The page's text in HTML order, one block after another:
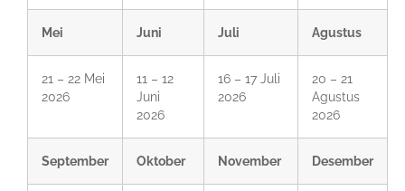
Mei Juni Juli Agustus
21 – 22 Mei
2026
11 – 12
Juni
2026
16 – 17 Juli
2026
20 – 21
Agustus
2026
September Oktober November Desember